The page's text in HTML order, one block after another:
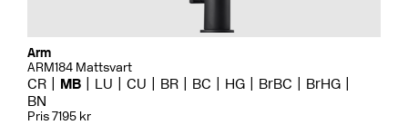
Arm
ARM184 Mattsvart
CR MB LU CU BR BC HG BrBC
BrHG
BN
Pris 7195 kr